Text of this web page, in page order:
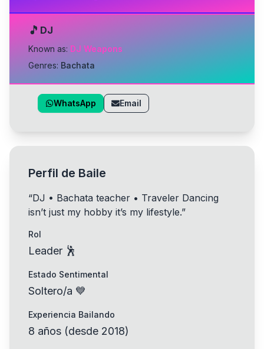
🎵 DJ
Known as: DJ Weapons
Genres: Bachata
WhatsApp Email
Perfil de Baile
“DJ • Bachata teacher • Traveler Dancing
isn’t just my hobby it’s my lifestyle.”
Rol
Leader 🕺
Estado Sentimental
Soltero/a 💙
Experiencia Bailando
8 años (desde 2018)